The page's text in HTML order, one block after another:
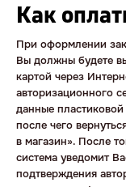
Как
При оформлении
Вы должны будете
картой через
авторизационного
данные
после чего
в магазин». После
система уведомит
подтверждения